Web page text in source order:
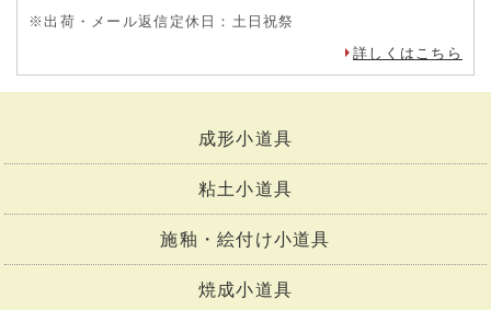
※出荷・メール返信定休日：土日祝祭
詳しくはこちら
成形小道具
粘土小道具
施釉・絵付け小道具
焼成小道具